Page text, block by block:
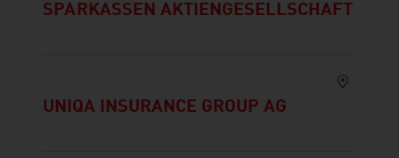
SPARKASSEN AKTIENGESELLSCHAFT
UNIQA INSURANCE GROUP AG